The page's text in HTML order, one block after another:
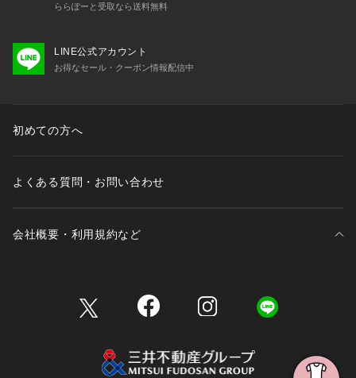
ららぽーと受取なら送料無料
LINE公式アカウント
お得なセール・クーポン情報配信中
初めての方へ
よくある質問・お問い合わせ
会社概要・利用規約など